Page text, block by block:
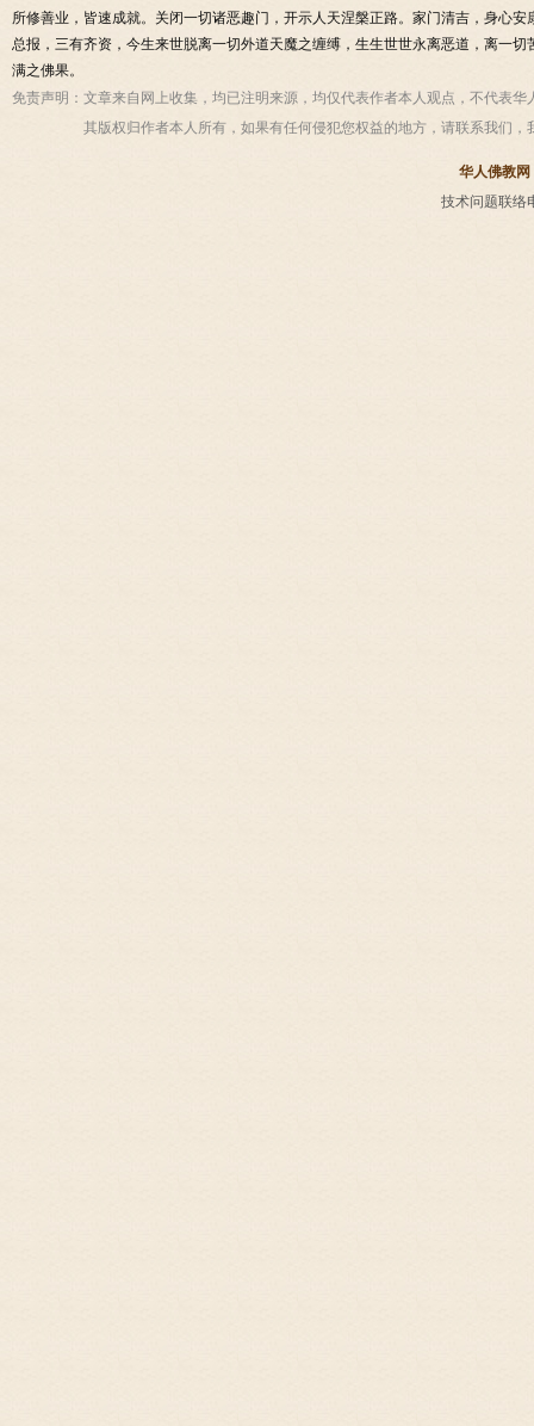
所修善业，皆速成就。关闭一切诸恶趣门，开示人天涅槃正路。家门清吉，身心
总报，三有齐资，今生来世脱离一切外道天魔之缠缚，生生世世永离恶道，离一
满之佛果。
免责声明： 文章来自网上收集，均已注明来源，均仅代表作者本人观点，不代表
其版权归作者本人所有，如果有任何侵犯您权益的地方，请联系我们，
华人佛教网
技术问题联络